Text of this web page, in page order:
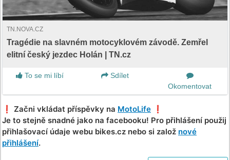
TN.NOVA.CZ
Tragédie na slavném motocyklovém závodě. Zemřel
elitní český jezdec Holán | TN.cz
To se mi líbí
Sdílet
Okomentovat
❗️ Začni vkládat příspěvky na MotoLife ❗️
Je to stejně snadné jako na facebooku! Pro přihlášení použij
přihlašovací údaje webu bikes.cz nebo si založ nové
přihlášení.